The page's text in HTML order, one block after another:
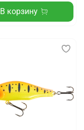
В корзину